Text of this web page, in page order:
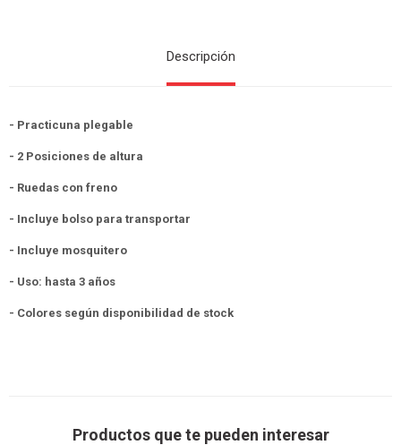
Descripción
- Practicuna plegable
- 2 Posiciones de altura
- Ruedas con freno
- Incluye bolso para transportar
- Incluye mosquitero
- Uso: hasta 3 años
- Colores según disponibilidad de stock
Productos que te pueden interesar